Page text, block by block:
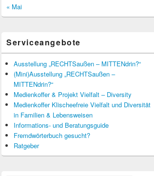
« Mai
Serviceangebote
Ausstellung „RECHTSaußen – MITTENdrin?“
(Mini)Ausstellung „RECHTSaußen –
MITTENdrin?“
Medienkoffer & Projekt Vielfalt – Diversity
Medienkoffer Klischeefreie Vielfalt und Diversität
in Familien & Lebensweisen
Informations- und Beratungsguide
Fremdwörterbuch gesucht?
Ratgeber